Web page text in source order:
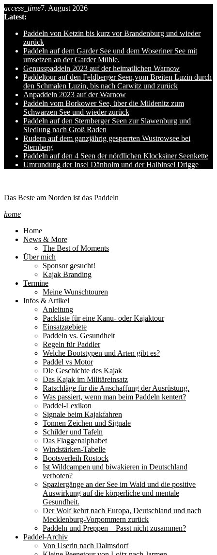
Skip
to
content
access_time7. August 2026
Latest:
Paddeln von Ketzin bis kurz vor Brandenburg und wieder
zurück
Paddeln auf dem Garder See und dem Woseriner See mit
umsetzen an der Garder Mühle.
Genusspaddeln 2023 auf der heimatlichen Warnow
Paddeltour auf den Feldberger Seen,vom Breiten Luzin durch
den Schmalen Luzin, bis nach Carwitz und zurück
Anpaddeln 2023 auf der Warnow
Paddeln vom Borkower See, über die Mildenitz zum
Schwarzen See und wieder zurück
Paddeln auf den Sternberger Seen zur Slawenburg und
Siedlung nach Groß Raden
Rudern auf dem ganzjährig gesperrten Wustrowsee bei
Sternberg
Paddeln auf den 4 Seen der nördlichen Klocksiner Seenkette
Umrundung der Insel Dänholm und der Halbinsel Drigge
Das Beste am Norden ist das Paddeln
home
Home
News & More
The Best of Moments
Über mich
Sponsor gesucht!
Kajak Branding
Termine
Meine Wunschtouren
Infos & Artikel
Anleitung
Packliste für eine Kanu- oder Kajaktour
Einsatzgebiete
Paddeln vs. Gesundheit
Regeln für Paddler
Welche Bootstypen und Arten gibt es?
Paddel vs Motor
Die Geschichte des Kajak
Das Kajak im Militäreinsatz
Ratschläge für die Anschaffung der Ausrüstung.
Was passiert, wenn man beim Paddeln kentert?
Paddel-Lexikon
Signale beim Kajakfahren
Tonnen Zeichen und Signale
Schilder und Tafeln
Das Flaggenalphabet
Windstärken-Tabelle
Bootsverleih Rostock
Ist Wildcampen und biwakieren in Deutschland
verboten?
Spaziergänge an der See im Wald und die positive
Auswirkung auf die körperliche und mentale
Gesundheit.
Der Wolf kehrt nach Europa, Deutschland und nach
Mecklenburg-Vorpommern zurück
Paddeln und Preppen – Passt nicht zusammen?
Paddel-Archiv
Von Userin nach Dalmsdorf